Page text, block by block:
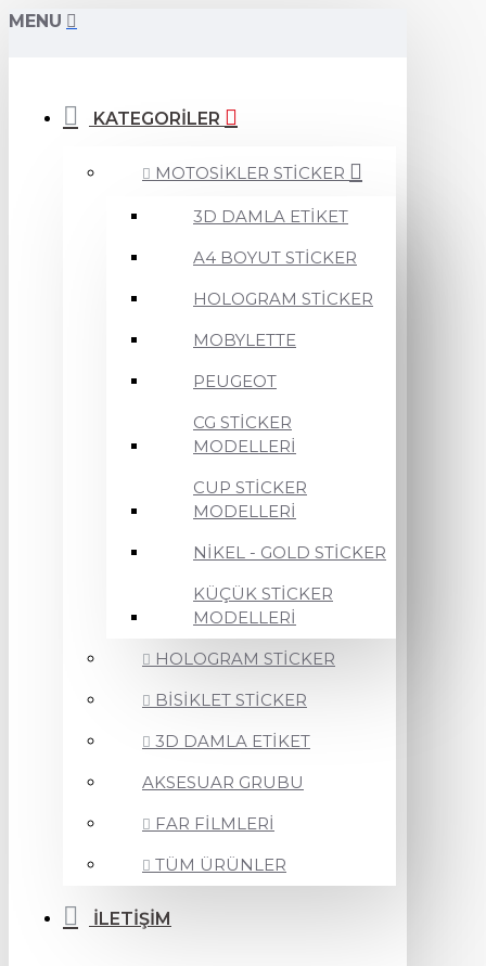
MENU
KATEGORİLER
MOTOSİKLER STİCKER
3D DAMLA ETİKET
A4 BOYUT STİCKER
HOLOGRAM STİCKER
MOBYLETTE
PEUGEOT
CG STİCKER
MODELLERİ
CUP STİCKER
MODELLERİ
NİKEL - GOLD STİCKER
KÜÇÜK STİCKER
MODELLERİ
HOLOGRAM STİCKER
BİSİKLET STİCKER
3D DAMLA ETİKET
AKSESUAR GRUBU
FAR FİLMLERİ
TÜM ÜRÜNLER
İLETİŞİM